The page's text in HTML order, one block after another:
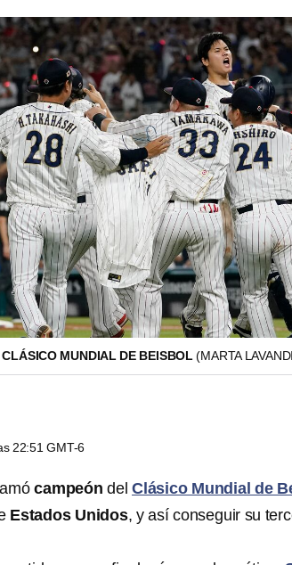
MUNDIAL DE BEISBOL(MARTA
22:51 GMT-6
campeón delClásico Mundial de
Estados Unidos, y así conseguir su